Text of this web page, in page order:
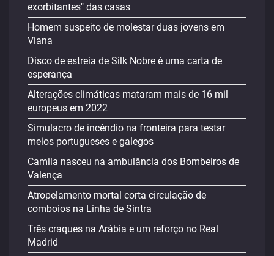
exorbitantes" das casas
Homem suspeito de molestar duas jovens em
Viana
Disco de estreia de Silk Nobre é uma carta de
esperança
Alterações climáticas mataram mais de 16 mil
europeus em 2022
Simulacro de incêndio na fronteira para testar
meios portugueses e galegos
Camila nasceu na ambulância dos Bombeiros de
Valença
Atropelamento mortal corta circulação de
comboios na Linha de Sintra
Três craques na Arábia e um reforço no Real
Madrid